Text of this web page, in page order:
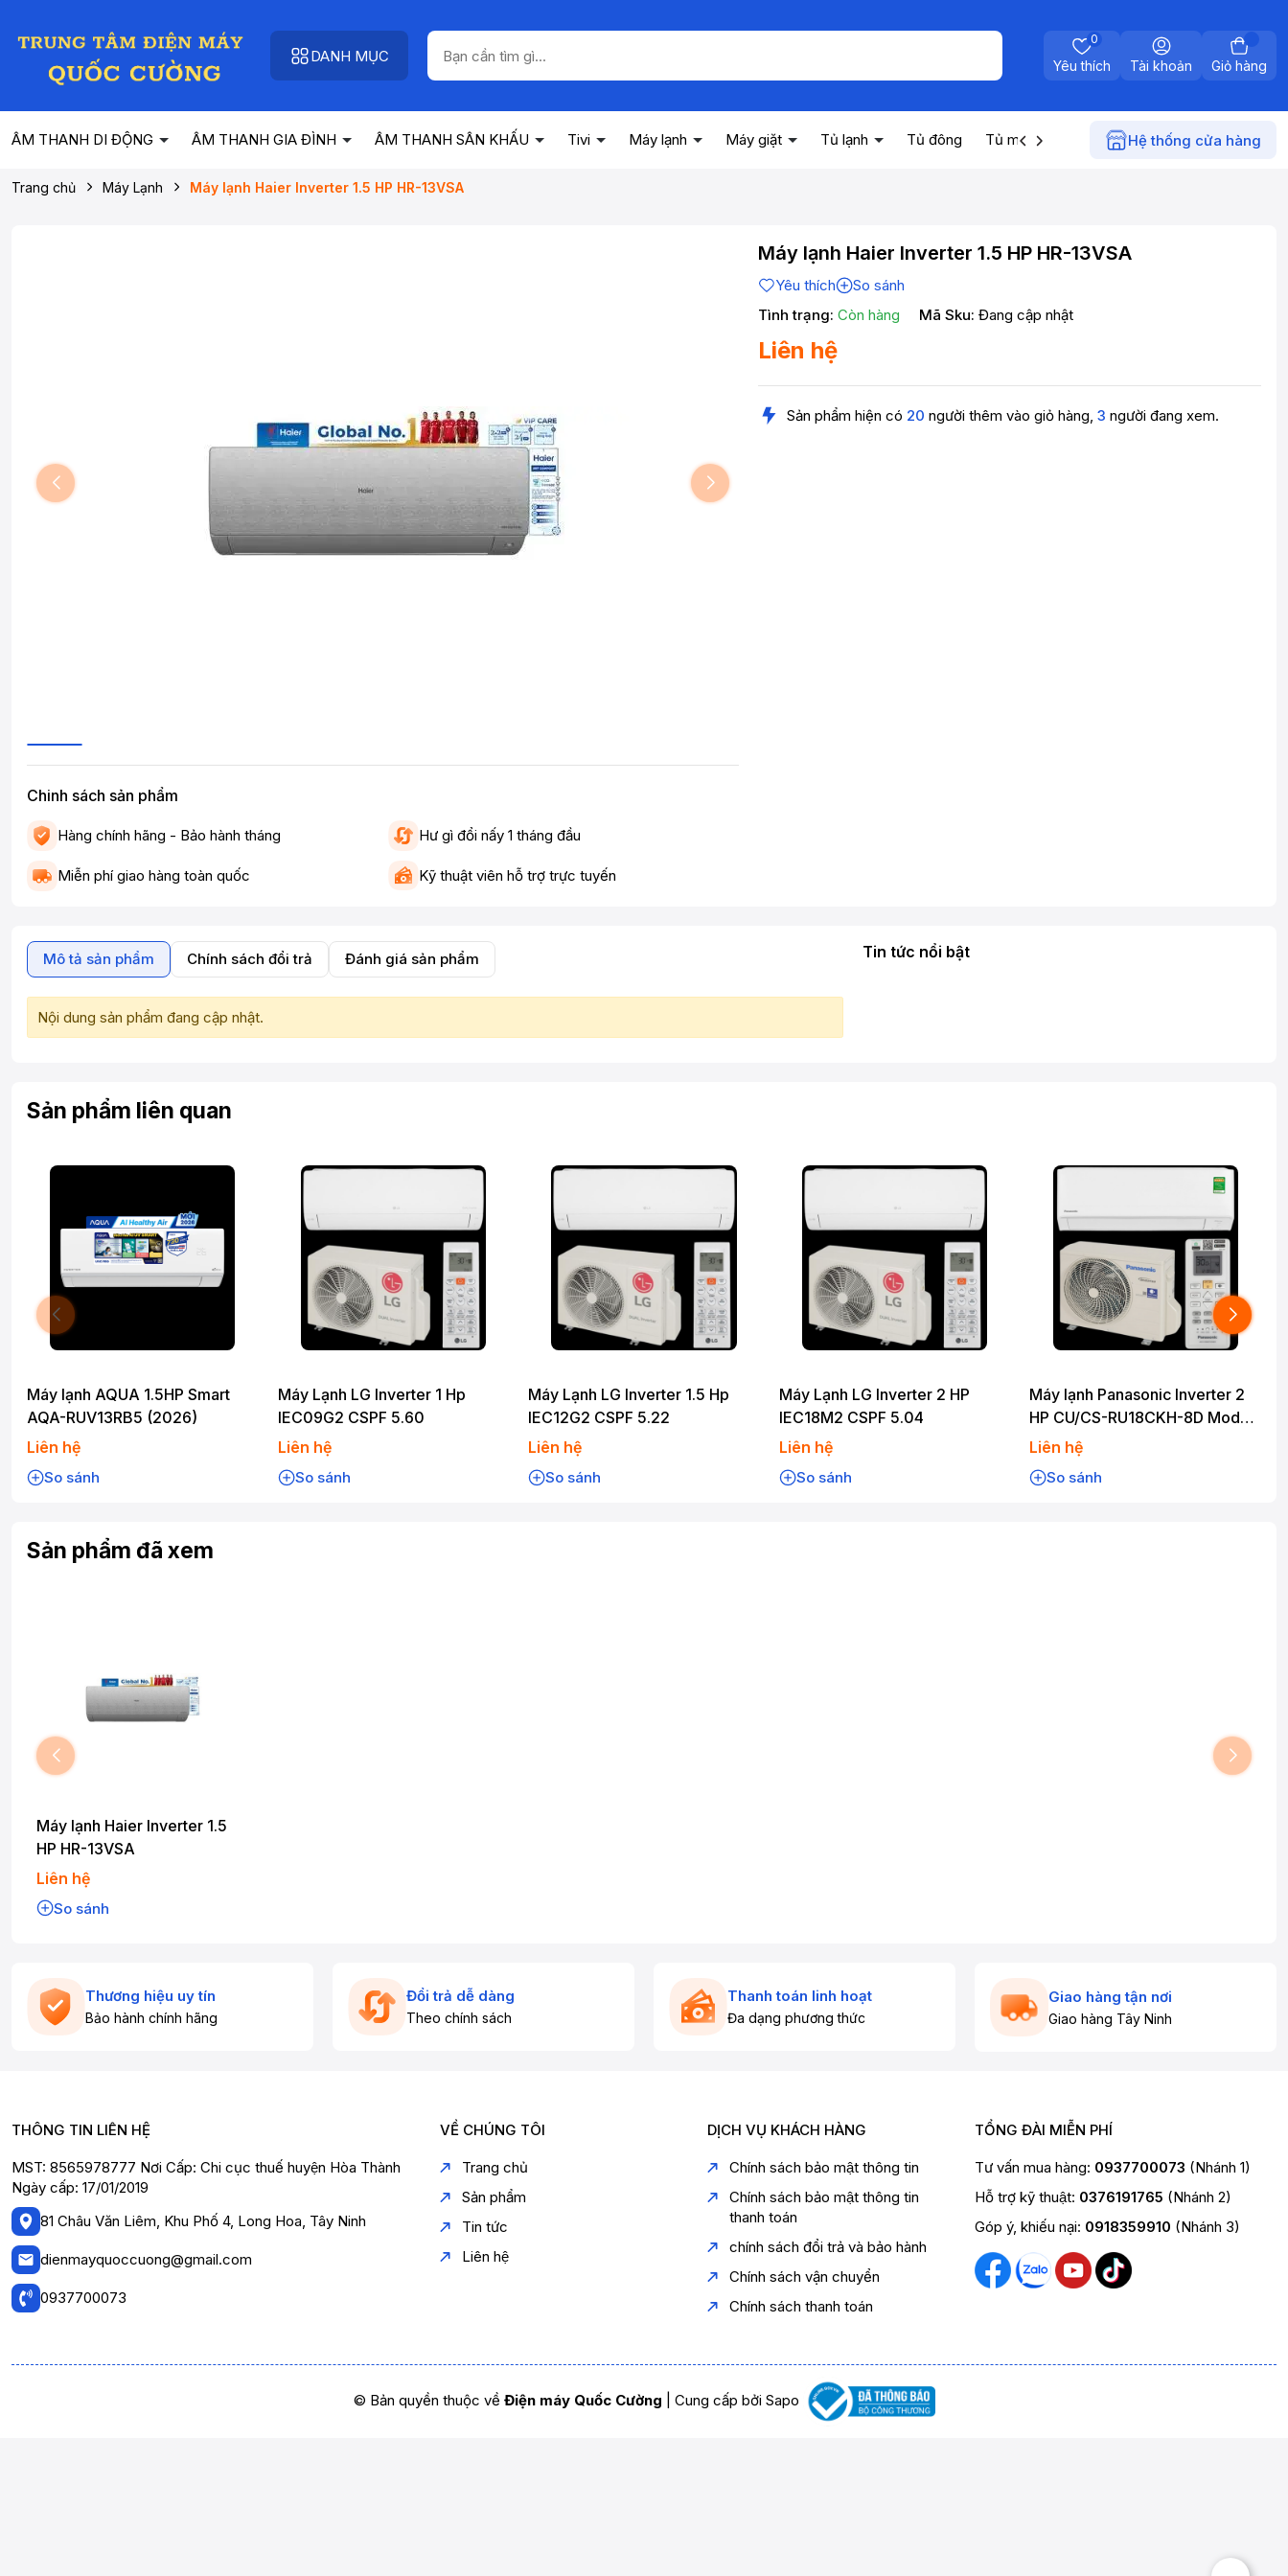
DANH MỤC
Yêu thích
0
Tài khoản Giỏ hàng
ÂM THANH DI ĐỘNG ÂM THANH GIA ĐÌNH ÂM THANH SÂN KHẤU Tivi Máy lạnh Máy giặt Tủ lạnh Tủ đông Tủ mát Máy nước nóng Điện gia
Hệ thống cửa hàng
Trang chủ Máy Lạnh Máy lạnh Haier Inverter 1.5 HP HR-13VSA
Chinh sách sản phẩm
Hàng chính hãng - Bảo hành tháng Hư gì đổi nấy 1 tháng đầu
Miễn phí giao hàng toàn quốc Kỹ thuật viên hỗ trợ trực tuyến
Máy lạnh Haier Inverter 1.5 HP HR-13VSA
Yêu thích
So sánh
Tình trạng: Còn hàng Mã Sku: Đang cập nhật
Liên hệ
Sản phẩm hiện có 20 người thêm vào giỏ hàng, 3 người đang xem.
Mô tả sản phẩm Chính sách đổi trả Đánh giá sản phẩm
Nội dung sản phẩm đang cập nhật.
Tin tức nổi bật
Sản phẩm liên quan
Máy lạnh AQUA 1.5HP Smart
AQA-RUV13RB5 (2026)
Liên hệ
So sánh
Máy Lạnh LG Inverter 1 Hp
IEC09G2 CSPF 5.60
Liên hệ
So sánh
Máy Lạnh LG Inverter 1.5 Hp
IEC12G2 CSPF 5.22
Liên hệ
So sánh
Máy Lạnh LG Inverter 2 HP
IEC18M2 CSPF 5.04
Liên hệ
So sánh
Máy lạnh Panasonic Inverter 2
HP CU/CS-RU18CKH-8D Model
2026 CSPF 5.09 / Bảo hành 1
Liên hệ
So sánh
Sản phẩm đã xem
Máy lạnh Haier Inverter 1.5
HP HR-13VSA
Liên hệ
So sánh
Thương hiệu uy tín
Bảo hành chính hãng
Đổi trả dễ dàng
Theo chính sách
Thanh toán linh hoạt
Đa dạng phương thức
Giao hàng tận nơi
Giao hàng Tây Ninh
THÔNG TIN LIÊN HỆ
MST: 8565978777 Nơi Cấp: Chi cục thuế huyện Hòa Thành
Ngày cấp: 17/01/2019
81 Châu Văn Liêm, Khu Phố 4, Long Hoa, Tây Ninh
dienmayquoccuong@gmail.com
0937700073
VỀ CHÚNG TÔI
Trang chủ
Sản phẩm
Tin tức
Liên hệ
DỊCH VỤ KHÁCH HÀNG
Chính sách bảo mật thông tin
Chính sách bảo mật thông tin
thanh toán
chính sách đổi trả và bảo hành
Chính sách vận chuyển
Chính sách thanh toán
TỔNG ĐÀI MIỄN PHÍ
Tư vấn mua hàng: 0937700073 (Nhánh 1)
Hỗ trợ kỹ thuật: 0376191765 (Nhánh 2)
Góp ý, khiếu nại: 0918359910 (Nhánh 3)
© Bản quyền thuộc về Điện máy Quốc Cường Cung cấp bởi Sapo